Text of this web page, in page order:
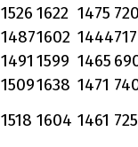
1526 1622 1475
14871602 1444717
1491 1599 1465
15091638 1471
1518 1604 1461 725